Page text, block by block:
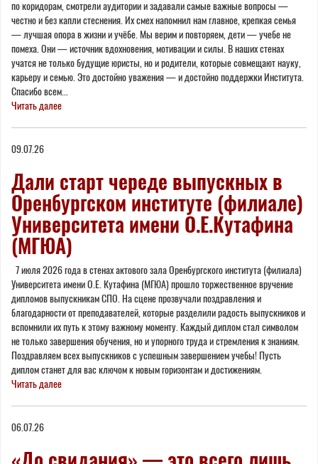
по коридорам, смотрели аудитории и задавали самые важные вопросы —
честно и без капли стеснения. Их смех напомнил нам главное, крепкая семья
— лучшая опора в жизни и учёбе. Мы верим и повторяем, дети — учебе не
помеха. Они — источник вдохновения, мотивации и силы. В наших стенах
учатся не только будущие юристы, но и родители, которые совмещают науку,
карьеру и семью. Это достойно уважения — и достойно поддержки Института.
Спасибо всем...
Читать далее
09.07.26
Дали старт череде выпускных в
Оренбургском институте (филиале)
Университета имени О.Е.Кутафина
(МГЮА)
7 июля 2026 года в стенах актового зала Оренбургского института (филиала)
Университета имени О.Е. Кутафина (МГЮА) прошло торжественное вручение
дипломов выпускникам СПО. На сцене прозвучали поздравления и
благодарности от преподавателей, которые разделили радость выпускников и
вспомнили их путь к этому важному моменту. Каждый диплом стал символом
не только завершения обучения, но и упорного труда и стремления к знаниям.
Поздравляем всех выпускников с успешным завершением учебы! Пусть
диплом станет для вас ключом к новым горизонтам и достижениям.
Читать далее
06.07.26